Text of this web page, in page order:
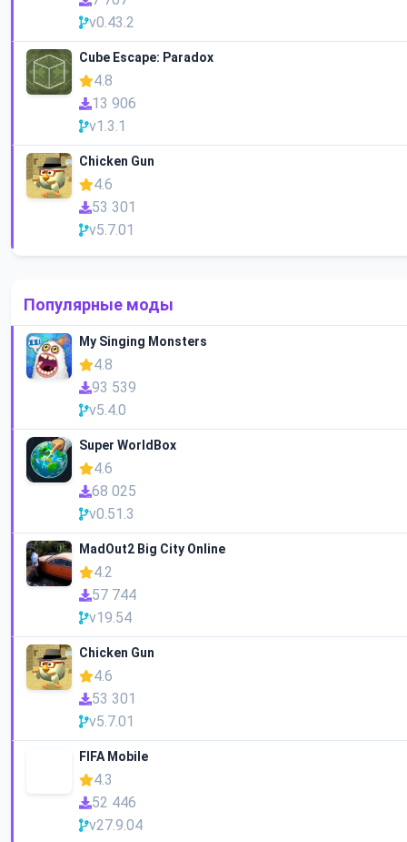
v0.43.2
Cube Escape: Paradox
4.8
13 906
v1.3.1
Chicken Gun
4.6
53 301
v5.7.01
Популярные моды
My Singing Monsters
4.8
93 539
v5.4.0
Super WorldBox
4.6
68 025
v0.51.3
MadOut2 Big City Online
4.2
57 744
v19.54
Chicken Gun
4.6
53 301
v5.7.01
FIFA Mobile
4.3
52 446
v27.9.04